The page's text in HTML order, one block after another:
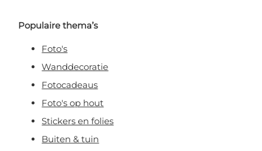
Populaire thema’s
Foto's
Wanddecoratie
Fotocadeaus
Foto's op hout
Stickers en folies
Buiten & tuin